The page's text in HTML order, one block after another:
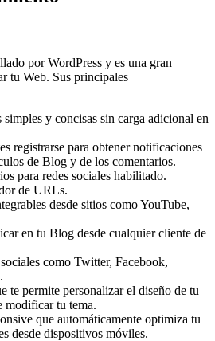
por WordPress y es una gran
tu Web. Sus principales
simples y concisas sin carga adicional en
registrarse para obtener notificaciones
de Blog y de los comentarios.
para redes sociales habilitado.
de URLs.
desde sitios como YouTube,
en tu Blog desde cualquier cliente de
como Twitter, Facebook,
te permite personalizar el diseño de tu
modificar tu tema.
que automáticamente optimiza tu
desde dispositivos móviles.